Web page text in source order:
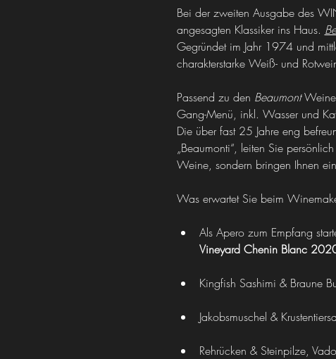
Bei der zweiten Ausgabe des
angesagten Klassiker ins Haus.
Gegründet im Jahr 1974 und
charakterstarke Weiß- und
Passend zu den Beaumont
Gang-Menü, inkl. Wasser und
Die über fast 25 Jahre eng
„Beaumonti“, leiten Sie
Weine, sondern bringen Ihnen
Was erwartet Sie beim
Als Apero zum Empfang
Vineyard Chenin Blanc
Kingfish Sashimi & Braune
Jakobsmuschel &
Rehrücken & Steinpilze,